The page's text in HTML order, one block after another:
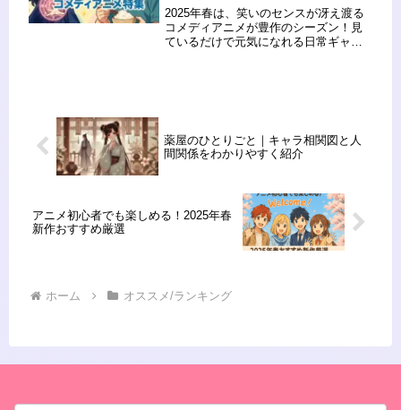
2025年春は、笑いのセンスが冴え渡る
コメディアニメが豊作のシーズン！見
ているだけで元気になれる日常ギャグ
薬屋のひとりごと｜キャラ相関図と人
間関係をわかりやすく紹介
アニメ初心者でも楽しめる！2025年春
新作おすすめ厳選
ホーム オススメ/ランキング